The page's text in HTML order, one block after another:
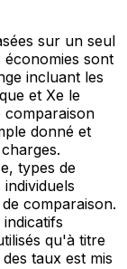
sur un seul
sont
incluant les
et Xe le
comparaison
donné et
types de
comparaison.
qu'à titre
taux est mis